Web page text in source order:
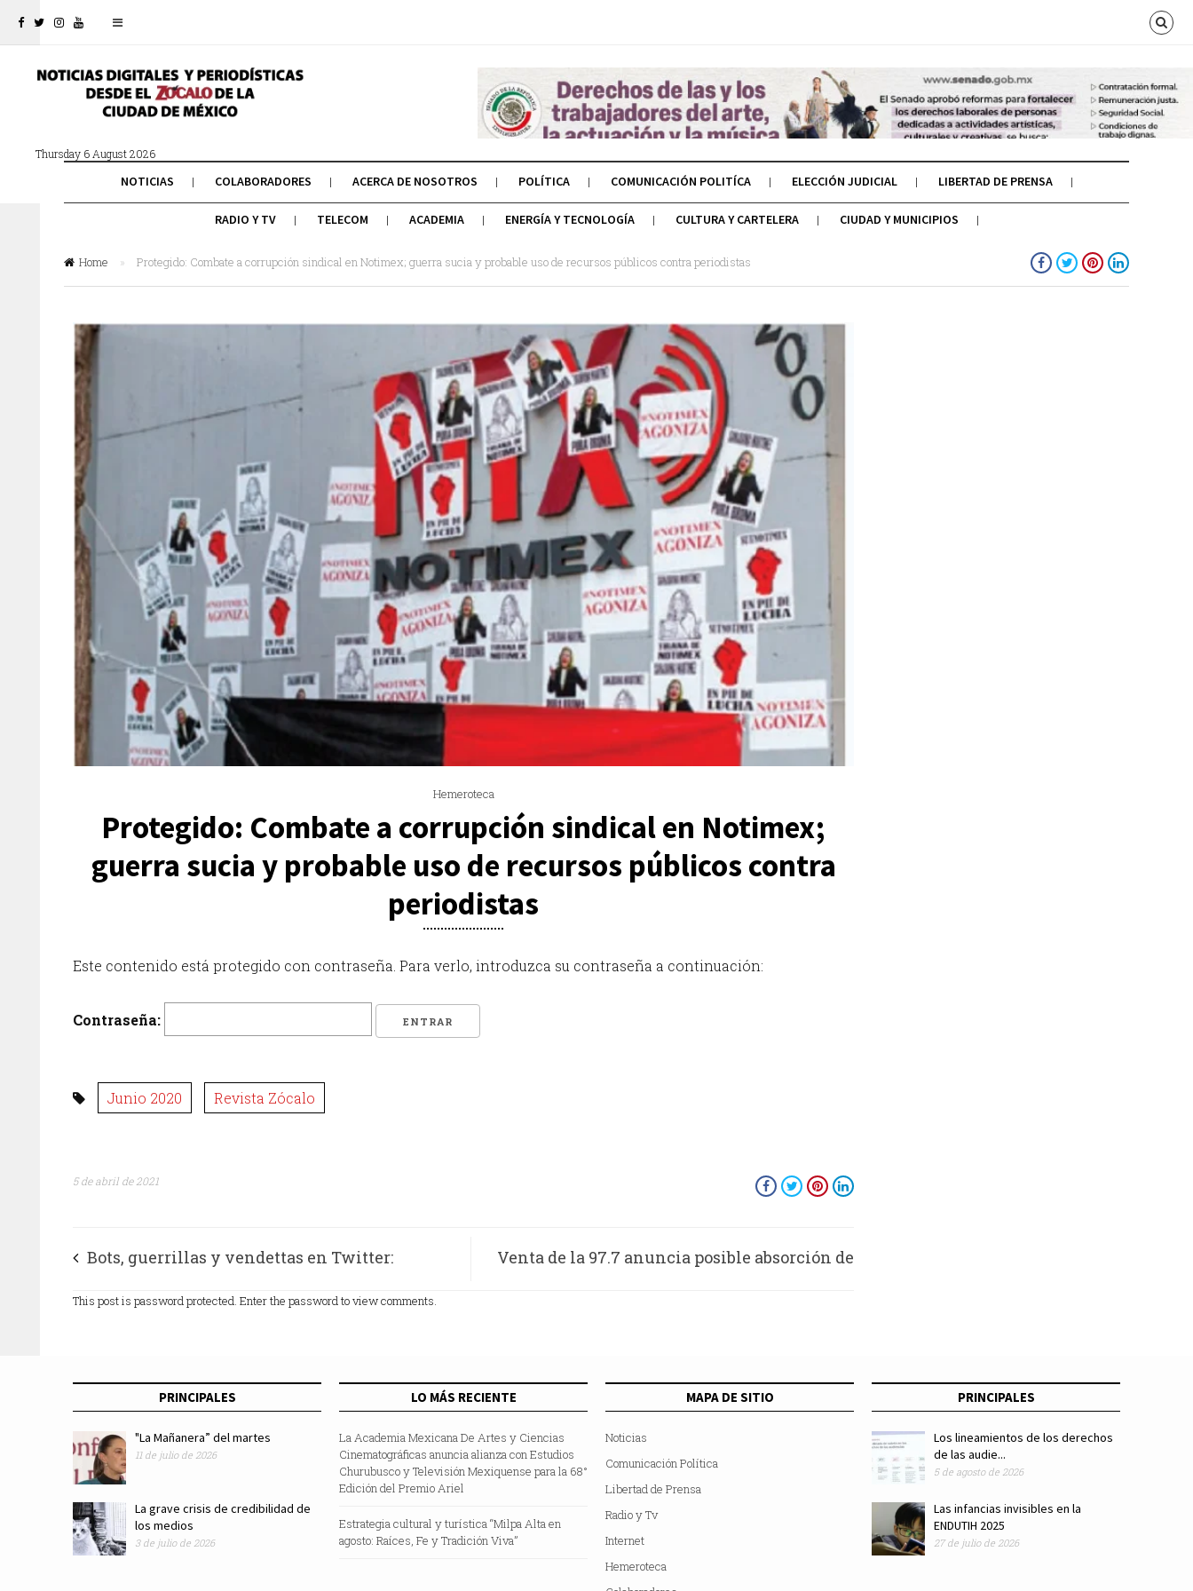
Thursday 6 August 2026
NOTICIAS COLABORADORES ACERCA DE NOSOTROS POLÍTICA COMUNICACIÓN POLITÍCA ELECCIÓN JUDICIAL LIBERTAD DE PRENSA
RADIO Y TV TELECOM ACADEMIA ENERGÍA Y TECNOLOGÍA CULTURA Y CARTELERA CIUDAD Y MUNICIPIOS
Home » Protegido: Combate a corrupción sindical en Notimex; guerra sucia y probable uso de recursos públicos contra periodistas
Hemeroteca
Protegido: Combate a corrupción sindical en Notimex;
guerra sucia y probable uso de recursos públicos contra
periodistas
Este contenido está protegido con contraseña. Para verlo, introduzca su contraseña a continuación:
Contraseña:
Junio 2020 Revista Zócalo
5 de abril de 2021
Bots, guerrillas y vendettas en Twitter:
#Notimex y #ApagaAristegui, las tendencias
Venta de la 97.7 anuncia posible absorción de
This post is password protected. Enter the password to view comments.
PRINCIPALES
"La Mañanera” del martes
11 de julio de 2026
La grave crisis de credibilidad de
los medios
3 de julio de 2026
LO MÁS RECIENTE
La Academia Mexicana De Artes y Ciencias
Cinematográficas anuncia alianza con Estudios
Churubusco y Televisión Mexiquense para la 68°
Edición del Premio Ariel
Estrategia cultural y turística “Milpa Alta en
agosto: Raíces, Fe y Tradición Viva”
MAPA DE SITIO
Noticias
Comunicación Política
Libertad de Prensa
Radio y Tv
Internet
Hemeroteca
PRINCIPALES
Los lineamientos de los derechos
de las audie...
5 de agosto de 2026
Las infancias invisibles en la
ENDUTIH 2025
27 de julio de 2026